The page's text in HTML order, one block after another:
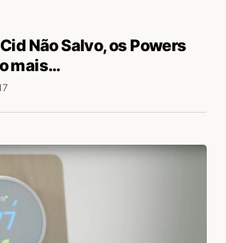
Não Salvo, os Powers
mais…